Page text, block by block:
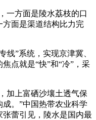
方面是陵水荔枝的口
面是渠道结构比力完
”系统，实现京津冀、
点就是“快”和“冷”，采
上富硒沙壤土透气保
。”中国热带农业科学
张蕾引见，陵水是国内最